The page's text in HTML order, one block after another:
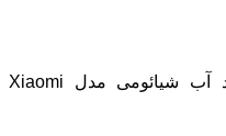
بررسی کامل کیف رو دوشی ضد آب شیائومی مدل Xiaomi